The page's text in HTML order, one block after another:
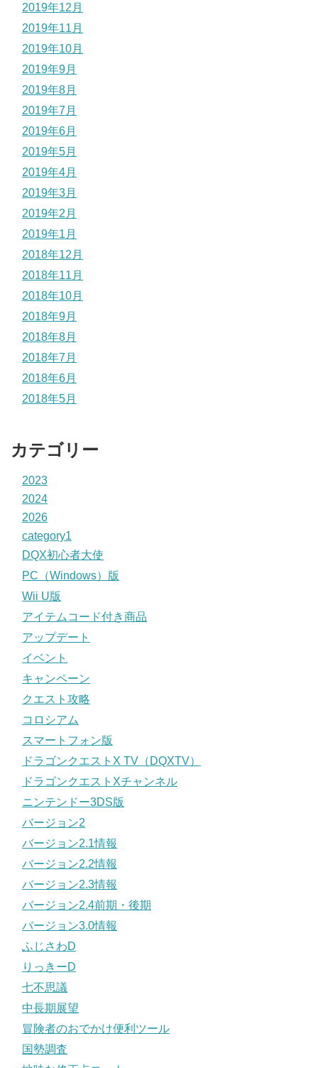
2019年12月
2019年11月
2019年10月
2019年9月
2019年8月
2019年7月
2019年6月
2019年5月
2019年4月
2019年3月
2019年2月
2019年1月
2018年12月
2018年11月
2018年10月
2018年9月
2018年8月
2018年7月
2018年6月
2018年5月
カテゴリー
2023
2024
2026
category1
DQX初心者大使
PC（Windows）版
Wii U版
アイテムコード付き商品
アップデート
イベント
キャンペーン
クエスト攻略
コロシアム
スマートフォン版
ドラゴンクエストX TV（DQXTV）
ドラゴンクエストXチャンネル
ニンテンドー3DS版
バージョン2
バージョン2.1情報
バージョン2.2情報
バージョン2.3情報
バージョン2.4前期・後期
バージョン3.0情報
ふじさわD
りっきーD
七不思議
中長期展望
冒険者のおでかけ便利ツール
国勢調査